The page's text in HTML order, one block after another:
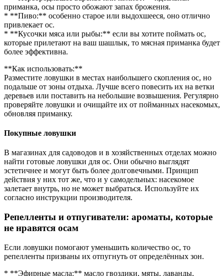
приманка, осы просто обожают запах брожения.
* **Пиво:** особенно старое или выдохшееся, оно отлично
привлекает ос.
* **Кусочки мяса или рыбы:** если вы хотите поймать ос,
которые прилетают на ваш шашлык, то мясная приманка будет
более эффективна.
**Как использовать:**
Разместите ловушки в местах наибольшего скопления ос, но
подальше от зоны отдыха. Лучше всего повесить их на ветки
деревьев или поставить на небольшие возвышения. Регулярно
проверяйте ловушки и очищайте их от пойманных насекомых,
обновляя приманку.
Покупные ловушки
В магазинах для садоводов и в хозяйственных отделах можно
найти готовые ловушки для ос. Они обычно выглядят
эстетичнее и могут быть более долговечными. Принцип
действия у них тот же, что и у самодельных: насекомое
залетает внутрь, но не может выбраться. Используйте их
согласно инструкции производителя.
Репелленты и отпугиватели: ароматы, которые
не нравятся осам
Если ловушки помогают уменьшить количество ос, то
репелленты призваны их отпугнуть от определённых зон.
* **Эфирные масла:** масло гвоздики, мяты, лаванды,